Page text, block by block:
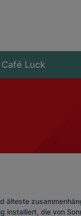
Café Luck
älteste
installiert, die von